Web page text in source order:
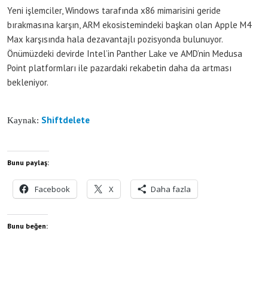
Yeni işlemciler, Windows tarafında x86 mimarisini geride
bırakmasına karşın, ARM ekosistemindeki başkan olan Apple M4
Max karşısında hala dezavantajlı pozisyonda bulunuyor.
Önümüzdeki devirde Intel’in Panther Lake ve AMD’nin Medusa
Point platformları ile pazardaki rekabetin daha da artması
bekleniyor.
Kaynak: Shiftdelete
Bunu paylaş:
Facebook X Daha fazla
Bunu beğen: